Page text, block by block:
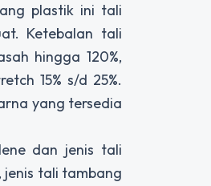
plastik ini tali
Ketebalan tali
hingga 120%,
15% s/d 25%.
yang tersedia
dan jenis tali
jenis tali tambang